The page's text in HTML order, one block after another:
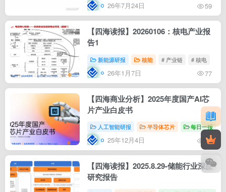
26年7月24日 59
【四海读报】20260106：核电产业报
告1
新能源研报 核能 # 产业链 # 核电
26年1月7日 77
【四海商业分析】2025年度国产AI芯
片产业白皮书
人工智能研报 半导体芯片 每日一报（报
25年12月4日 99
【四海读报】2025.8.29-储能行业深度
研究报告